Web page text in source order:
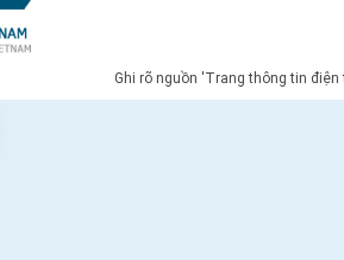
Ghi rõ nguồn 'Trang thông tin